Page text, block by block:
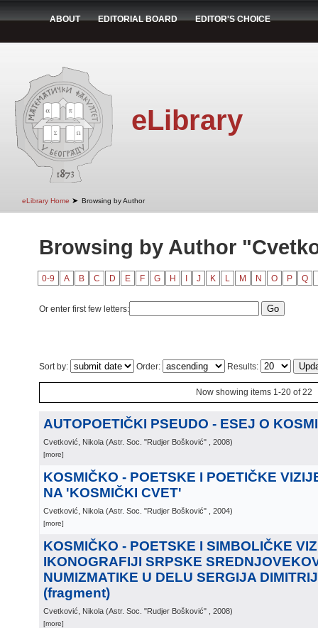
ABOUT EDITORIAL BOARD EDITOR'S CHOICE
eLibrary
eLibrary Home ➤ Browsing by Author
Browsing by Author
0-9 A B C D E F G H J K L M N O P Q
Or enter first few letters:
Sort by: Order: Results:
Now showing items 1-20 of 22
AUTOPOETIČKI PSEUDO - ESEJ O
Cvetković, Nikola (Astr. Soc. "Rudjer Bošković" , 2008)
[more]
KOSMIČKO - POETSKE I POETIČKE
NA 'KOSMIČKI CVET'
Cvetković, Nikola (Astr. Soc. "Rudjer Bošković" , 2004)
[more]
KOSMIČKO - POETSKE I SIMBOLIČKE
IKONOGRAFIJI SRPSKE
NUMIZMATIKE U DELU SERGIJA
(fragment)
Cvetković, Nikola (Astr. Soc. "Rudjer Bošković" , 2008)
[more]